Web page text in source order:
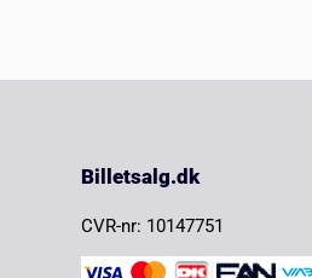
Billetsalg.dk
CVR-nr: 10147751